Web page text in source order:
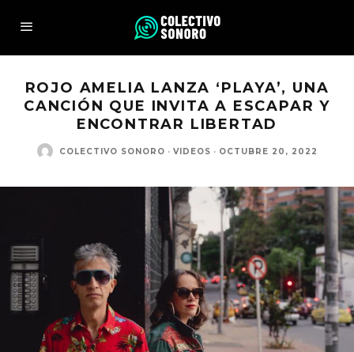
ROJO AMELIA LANZA ‘PLAYA’, UNA
CANCIÓN QUE INVITA A ESCAPAR Y
ENCONTRAR LIBERTAD
COLECTIVO SONORO · VIDEOS · OCTUBRE 20, 2022